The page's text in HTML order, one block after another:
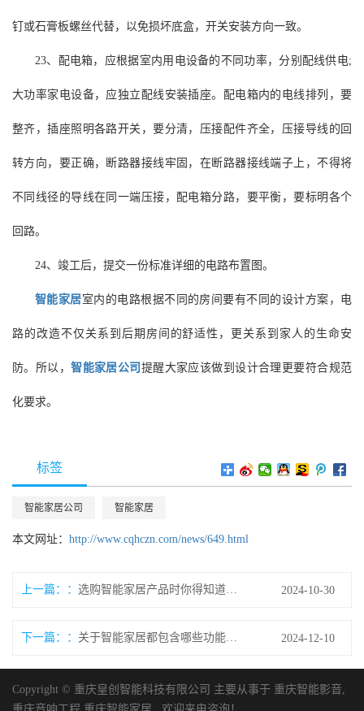
钉或石膏板螺丝代替，以免损坏底盒，开关安装方向一致。
23、配电箱，应根据室内用电设备的不同功率，分别配线供电;
大功率家电设备，应独立配线安装插座。配电箱内的电线排列，要
整齐，插座照明各路开关，要分清，压接配件齐全，压接导线的回
转方向，要正确，断路器接线牢固，在断路器接线端子上，不得将
不同线径的导线在同一端压接，配电箱分路，要平衡，要标明各个
回路。
24、竣工后，提交一份标准详细的电路布置图。
智能家居室内的电路根据不同的房间要有不同的设计方案，电
路的改造不仅关系到后期房间的舒适性，更关系到家人的生命安
防。所以，智能家居公司 提醒大家应该做到设计合理更要符合规范
化要求。
标签
智能家居公司 智能家居
本文网址： http://www.cqhczn.com/news/649.html
上一篇： 选购智能家居产品时你得知道这三点 2024-10-30
下一篇： 关于智能家居都包含哪些功能设备？ 2024-12-10
Copyright © 重庆皇创智能科技有限公司 主要从事于 重庆智能影音